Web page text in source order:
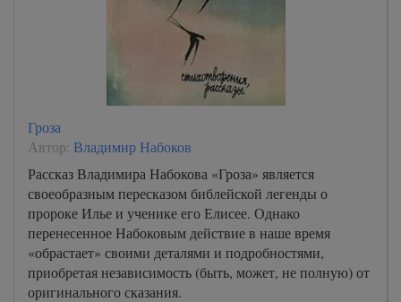
Гроза
Автор: Владимир Набоков
Рассказ Владимира Набокова «Гроза» является
своеобразным пересказом библейской легенды о
пророке Илье и ученике его Елисее. Однако
перенесенное Набоковым действие в наше время
«обрастает» своими деталями и подробностями,
приобретая независимость (быть, может, не полную) от
оригинального сказания.